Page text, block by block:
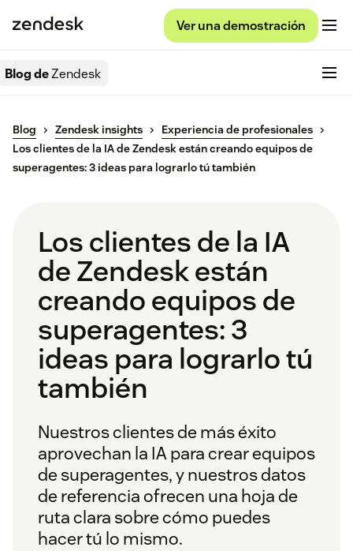
Ver una demostración
Blog deZendesk
Blog Zendesk insights
Experiencia de profesionales
Los clientes de la IA de Zendesk están creando equipos de
superagentes: 3 ideas para lograrlo tú también
Los clientes de la IA
de Zendesk están
creando equipos de
superagentes: 3
ideas para lograrlo tú
también
Nuestros clientes de más éxito
aprovechan la IA para crear equipos
de superagentes, y nuestros datos
de referencia ofrecen una hoja de
ruta clara sobre cómo puedes
hacer tú lo mismo.